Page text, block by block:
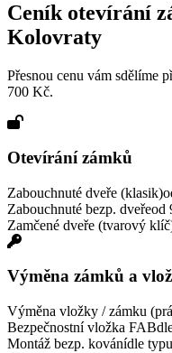
Ceník otevírání
Kolovraty
Přesnou cenu vám sdělíme
700 Kč.
Otevírání zámků
Zabouchnuté dveře (klasik)
Zabouchnuté bezp. dveřeod
Zamčené dveře (tvarový
Výměna zámků a
Výměna vložky / zámku
Bezpečnostní vložka FAB
Montáž bezp. kovánídle typu